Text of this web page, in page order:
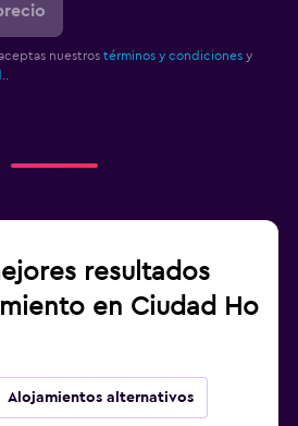
nuestros términos y condiciones y
resultados
en Ciudad Ho
Alojamientos alternativos